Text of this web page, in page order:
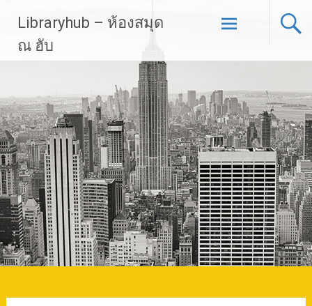
content
Libraryhub – ห้องสมุด
ณ ฮับ